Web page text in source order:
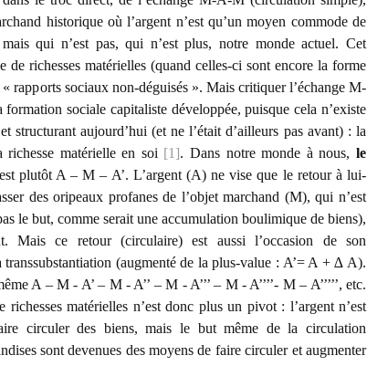
historique où l’argent n’est qu’un moyen commode de
qui n’est pas, qui n’est plus, notre monde actuel. Cet
de richesses matérielles (quand celles-ci sont encore la forme
rapports sociaux non-déguisés ». Mais critiquer l’échange M-
sociale capitaliste développée, puisque cela n’existe
structurant aujourd’hui (et ne l’était d’ailleurs pas avant) : la
matérielle en soi [1]. Dans notre monde à nous, le
plutôt A – M – A’. L’argent (A) ne vise que le retour à lui-
des oripeaux profanes de l’objet marchand (M), qui n’est
le but, comme serait une accumulation boulimique de biens),
Mais ce retour (circulaire) est aussi l’occasion de son
(augmenté de la plus-value : A’= A + ∆ A).
A – M - A’ – M - A’’ – M - A’’’ – M - A’’’’- M – A’’’’’, etc.
richesses matérielles n’est donc plus un pivot : l’argent n’est
circuler des biens, mais le but même de la circulation
sont devenues des moyens de faire circuler et augmenter